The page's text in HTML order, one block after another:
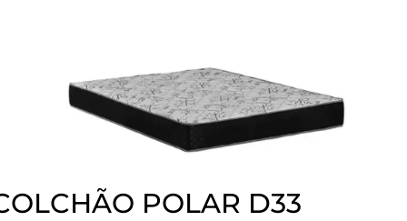
POLAR D33